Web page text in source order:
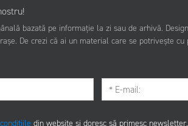
bazată pe informație la zi sau de arhivă.
De crezi că ai un material care se potrivește
din website și doresc să primesc newsletter.